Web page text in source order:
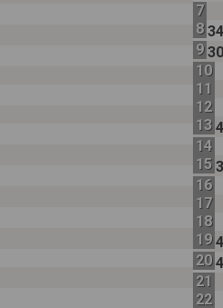
7
8
9
10
11
12
13
14
15
16
17
18
19
20
21
22